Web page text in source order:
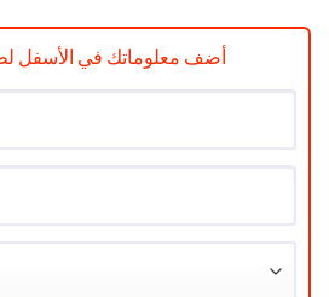
د.ج 48900.
د.ج 37500.
أضف معلوماتك في الأسفل